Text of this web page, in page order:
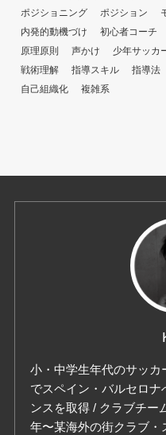
ポジショニング
ポジション
内発的動機づけ
初心者コーチ
原理原則
声かけ 少年サッカ
戦術理解
指導スキル 指導法
自己組織化
複雑系
小・中学生年代のサッカ
でスペイン・バルセロ
ンスを取得 / クラブチー
年〜某海外の街クラブ・